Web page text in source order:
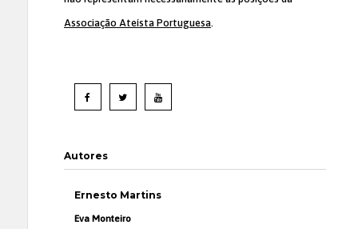
Associação Ateísta Portuguesa.
Autores
Ernesto Martins
Eva Monteiro